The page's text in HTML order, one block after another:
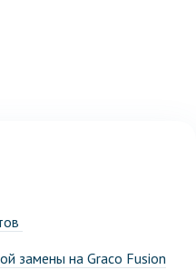
замены на Graco Fusion